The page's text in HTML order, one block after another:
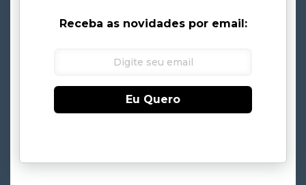
Receba as novidades por email:
Eu Quero